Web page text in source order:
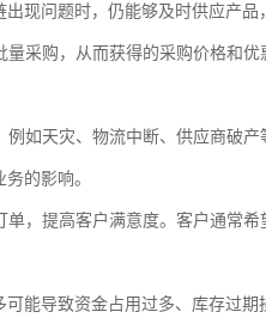
现问题时，仍能够及时供应产品
采购，从而获得的采购价格和
如天灾、物流中断、供应商破产
的影响。
，提高客户满意度。客户通常
能导致资金占用过多、库存过期